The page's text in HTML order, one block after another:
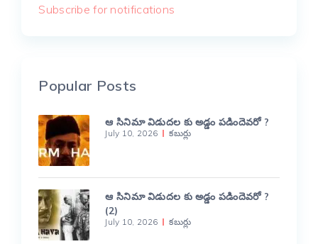
Subscribe for notifications
Popular Posts
ఆ సినిమా విడుదల కు అడ్డం పడిందెవరో ?
July 10, 2026 కబుర్లు
ఆ సినిమా విడుదల కు అడ్డం పడిందెవరో ?
(2)
July 10, 2026 కబుర్లు